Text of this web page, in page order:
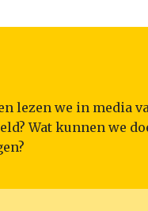
lezen we in media
Wat kunnen we